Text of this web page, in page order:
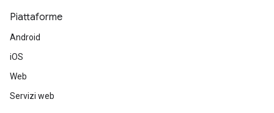
Piattaforme
Android
iOS
Web
Servizi web